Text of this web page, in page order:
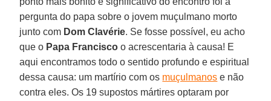
pergunta do papa sobre o jovem muçulmano morto
junto com Dom Clavérie. Se fosse possível, eu acho
que o Papa Francisco o acrescentaria à causa! E
aqui encontramos todo o sentido profundo e espiritual
dessa causa: um martírio com os muçulmanos e não
contra eles. Os 19 supostos mártires optaram por